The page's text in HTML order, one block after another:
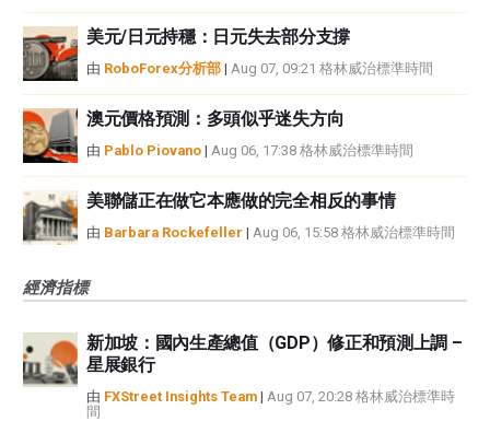
美元/日元持穩：日元失去部分支撐
由 RoboForex分析部 | Aug 07, 09:21 格林威治標準時間
澳元價格預測：多頭似乎迷失方向
由 Pablo Piovano | Aug 06, 17:38 格林威治標準時間
美聯儲正在做它本應做的完全相反的事情
由 Barbara Rockefeller | Aug 06, 15:58 格林威治標準時間
經濟指標
新加坡：國內生產總值（GDP）修正和預測上調 –
星展銀行
由 FXStreet Insights Team | Aug 07, 20:28 格林威治標準時
間